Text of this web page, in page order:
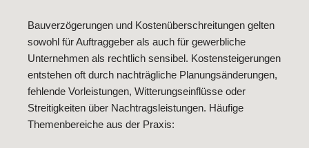
Bauverzögerungen und Kostenüberschreitungen gelten
sowohl für Auftraggeber als auch für gewerbliche
Unternehmen als rechtlich sensibel. Kostensteigerungen
entstehen oft durch nachträgliche Planungsänderungen,
fehlende Vorleistungen, Witterungseinflüsse oder
Streitigkeiten über Nachtragsleistungen. Häufige
Themenbereiche aus der Praxis: